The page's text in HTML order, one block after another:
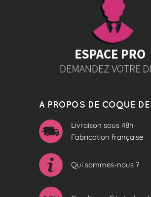
A PROPOS DE COQUE
Livraison sous 48h
Fabrication française
Qui sommes-nous ?